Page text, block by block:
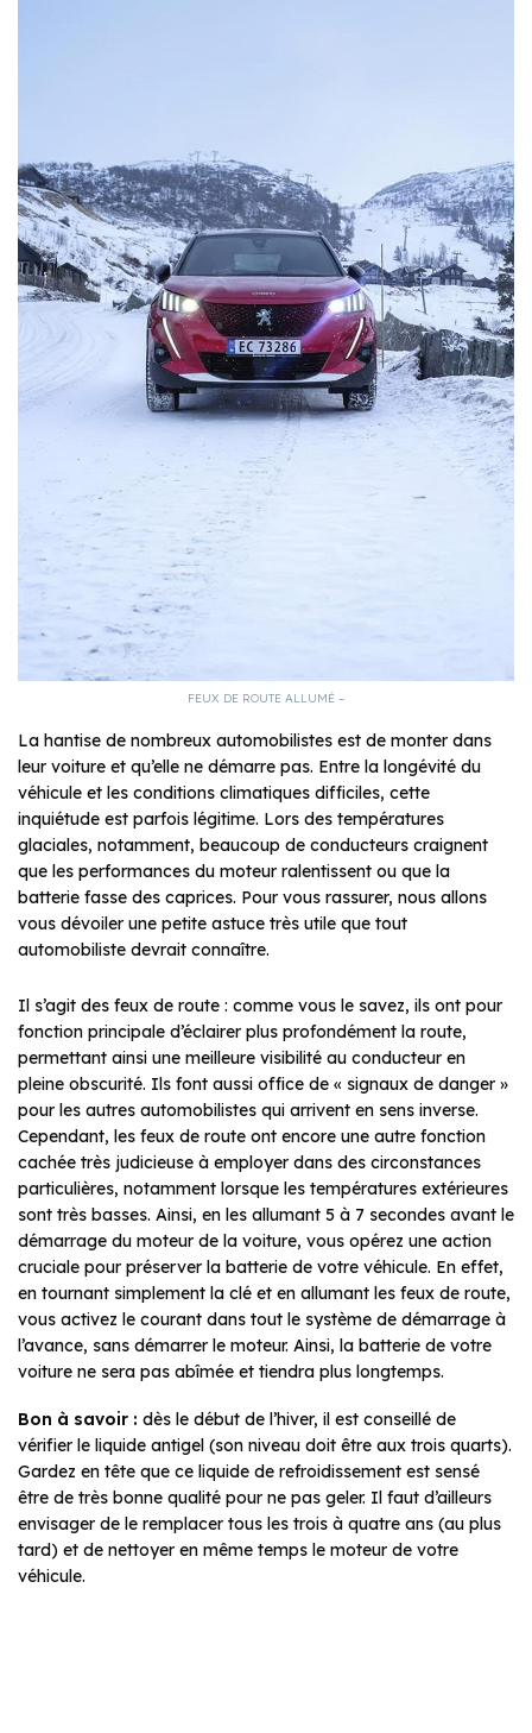
FEUX DE ROUTE ALLUMÉ –
La hantise de nombreux automobilistes est de monter dans
leur voiture et qu’elle ne démarre pas. Entre la longévité du
véhicule et les conditions climatiques difficiles, cette
inquiétude est parfois légitime. Lors des températures
glaciales, notamment, beaucoup de conducteurs craignent
que les performances du moteur ralentissent ou que la
batterie fasse des caprices. Pour vous rassurer, nous allons
vous dévoiler une petite astuce très utile que tout
automobiliste devrait connaître.
Il s’agit des feux de route : comme vous le savez, ils ont pour
fonction principale d’éclairer plus profondément la route,
permettant ainsi une meilleure visibilité au conducteur en
pleine obscurité. Ils font aussi office de « signaux de danger »
pour les autres automobilistes qui arrivent en sens inverse.
Cependant, les feux de route ont encore une autre fonction
cachée très judicieuse à employer dans des circonstances
particulières, notamment lorsque les températures extérieures
sont très basses. Ainsi, en les allumant 5 à 7 secondes avant le
démarrage du moteur de la voiture, vous opérez une action
cruciale pour préserver la batterie de votre véhicule. En effet,
en tournant simplement la clé et en allumant les feux de route,
vous activez le courant dans tout le système de démarrage à
l’avance, sans démarrer le moteur. Ainsi, la batterie de votre
voiture ne sera pas abîmée et tiendra plus longtemps.
Bon à savoir : dès le début de l’hiver, il est conseillé de
vérifier le liquide antigel (son niveau doit être aux trois quarts).
Gardez en tête que ce liquide de refroidissement est sensé
être de très bonne qualité pour ne pas geler. Il faut d’ailleurs
envisager de le remplacer tous les trois à quatre ans (au plus
tard) et de nettoyer en même temps le moteur de votre
véhicule.